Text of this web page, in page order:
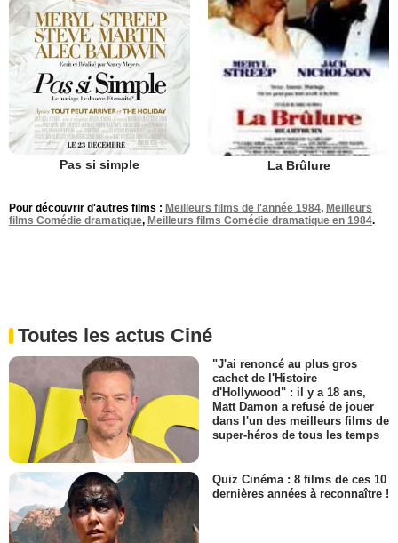
Pas si simple La Brûlure
Pour découvrir d'autres films : Meilleurs films de l'année 1984, Meilleurs
films Comédie dramatique, Meilleurs films Comédie dramatique en 1984.
Toutes les actus Ciné
"J'ai renoncé au plus gros
cachet de l'Histoire
d'Hollywood" : il y a 18 ans,
Matt Damon a refusé de jouer
dans l'un des meilleurs films de
super-héros de tous les temps
Quiz Cinéma : 8 films de ces 10
dernières années à reconnaître !